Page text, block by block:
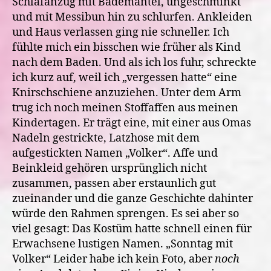
und mit Messibun hin zu schlurfen. Ankleiden
und Haus verlassen ging nie schneller. Ich
fühlte mich ein bisschen wie früher als Kind
nach dem Baden. Und als ich los fuhr, schreckte
ich kurz auf, weil ich „vergessen hatte“ eine
Knirschschiene anzuziehen. Unter dem Arm
trug ich noch meinen Stoffaffen aus meinen
Kindertagen. Er trägt eine, mit einer aus Omas
Nadeln gestrickte, Latzhose mit dem
aufgestickten Namen „Volker“. Affe und
Beinkleid gehören ursprünglich nicht
zusammen, passen aber erstaunlich gut
zueinander und die ganze Geschichte dahinter
würde den Rahmen sprengen. Es sei aber so
viel gesagt: Das Kostüm hatte schnell einen für
Erwachsene lustigen Namen. „Sonntag mit
Volker“Leider habe ich kein Foto, abernoch